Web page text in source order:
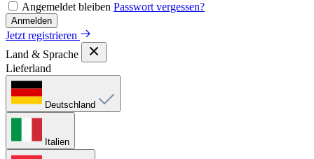
Angemeldet bleiben Passwort vergessen?
Anmelden
Jetzt registrieren
Land & Sprache
Lieferland
Deutschland
Italien